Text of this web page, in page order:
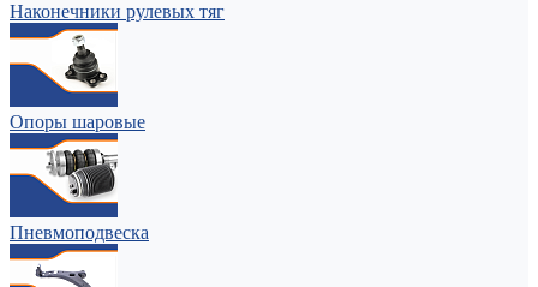
Наконечники рулевых тяг
Опоры шаровые
Пневмоподвеска